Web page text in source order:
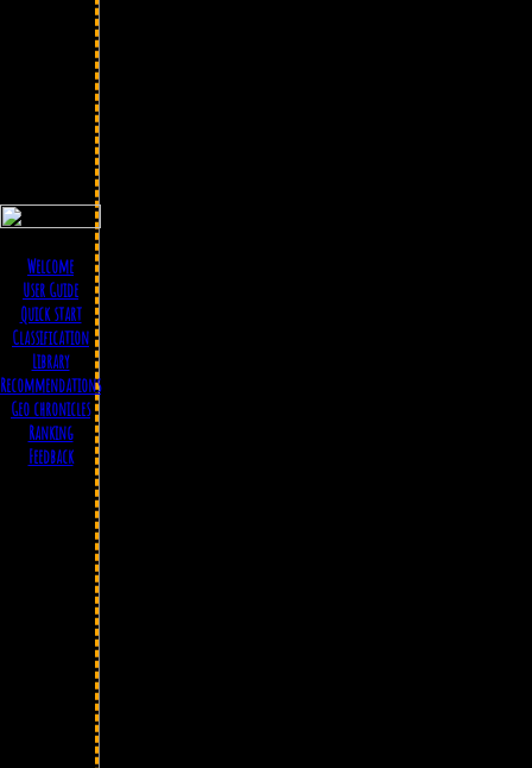
Welcome
User Guide
Quick start
Classification
Library
Recommendations
Geo chronicles
Ranking
Feedback